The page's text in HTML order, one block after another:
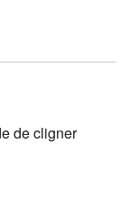
de cligner